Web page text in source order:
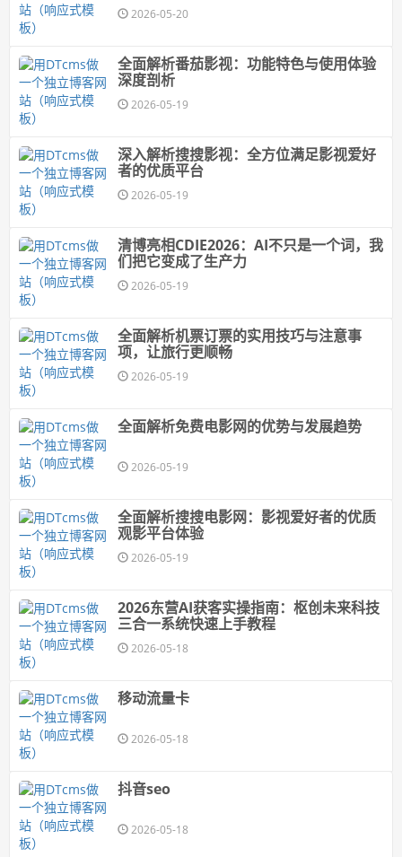
2026-05-20
全面解析番茄影视：功能特色与使用体验
深度剖析
2026-05-19
深入解析搜搜影视：全方位满足影视爱好
者的优质平台
2026-05-19
清博亮相CDIE2026：AI不只是一个词，我
们把它变成了生产力
2026-05-19
全面解析机票订票的实用技巧与注意事
项，让旅行更顺畅
2026-05-19
全面解析免费电影网的优势与发展趋势
2026-05-19
全面解析搜搜电影网：影视爱好者的优质
观影平台体验
2026-05-19
2026东营AI获客实操指南：枢创未来科技
三合一系统快速上手教程
2026-05-18
移动流量卡
2026-05-18
抖音seo
2026-05-18